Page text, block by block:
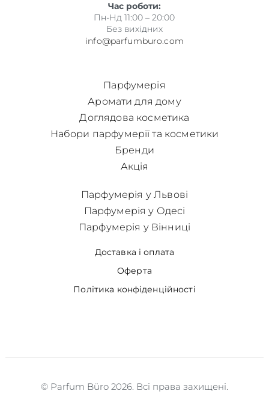
Час роботи:
Пн-Нд 11:00 – 20:00
Без вихідних
info@parfumburo.com
Парфумерія
Аромати для дому
Доглядова косметика
Набори парфумерії та косметики
Бренди
Акція
Доставка і оплата
Оферта
Політика конфіденційності
Парфумерія у Львові
Парфумерія у Одесі
Парфумерія у Вінниці
© Parfum Büro 2026. Всі права захищені.